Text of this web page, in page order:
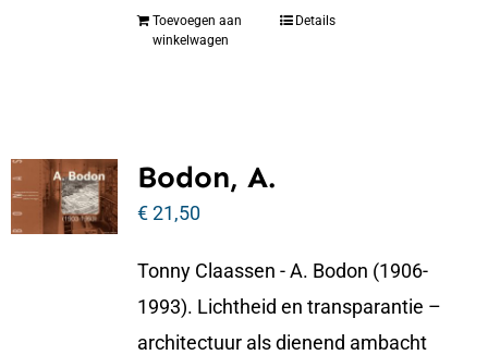
Toevoegen aan
winkelwagen
Details
Bodon, A.
€21,50
Tonny Claassen - A. Bodon (1906-
1993). Lichtheid en transparantie –
architectuur als dienend ambacht